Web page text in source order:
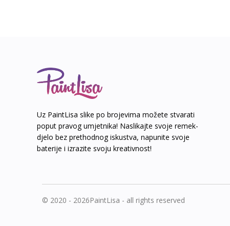
Uz PaintLisa slike po brojevima možete stvarati
poput pravog umjetnika! Naslikajte svoje remek-
djelo bez prethodnog iskustva, napunite svoje
baterije i izrazite svoju kreativnost!
© 2020 - 2026PaintLisa - all rights reserved